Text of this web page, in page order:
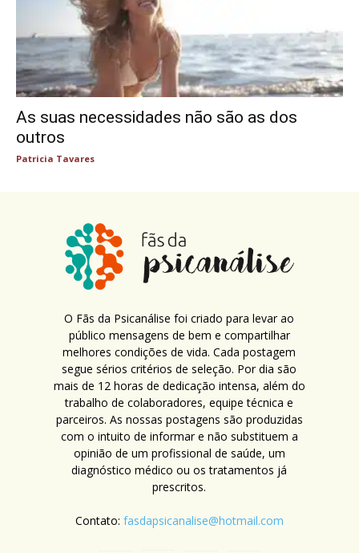
As suas necessidades não são as dos
outros
Patricia Tavares
O Fãs da Psicanálise foi criado para levar ao
público mensagens de bem e compartilhar
melhores condições de vida. Cada postagem
segue sérios critérios de seleção. Por dia são
mais de 12 horas de dedicação intensa, além do
trabalho de colaboradores, equipe técnica e
parceiros. As nossas postagens são produzidas
com o intuito de informar e não substituem a
opinião de um profissional de saúde, um
diagnóstico médico ou os tratamentos já
prescritos.
Contato: fasdapsicanalise@hotmail.com